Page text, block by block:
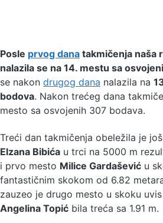
Posle prvog dana takmičenja naša
nalazila se na 14. mestu sa
se nakon drugog dana nalazila na
bodova. Nakon trećeg dana
mesto sa osvojenih 307 bodava.
Treći dan takmičenja obeležila je
Elzana Bibića u trci na 5000 m
i prvo mesto Milice Gardašević u
fantastičnim skokom od 6.82
zauzeo je drugo mesto u skoku
Angelina Topić bila treća sa 1.91 m.